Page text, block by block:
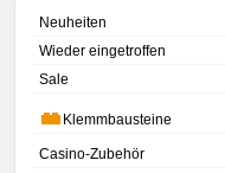
Neuheiten
Wieder eingetroffen
Sale
Klemmbausteine
Casino-Zubehör